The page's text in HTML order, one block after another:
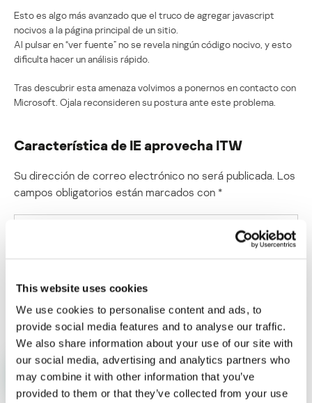
This website uses cookies
We use cookies to personalise content and ads, to
provide social media features and to analyse our traffic.
We also share information about your use of our site with
our social media, advertising and analytics partners who
may combine it with other information that you’ve
provided to them or that they’ve collected from your use
Esto es algo más avanzado que el truco de agregar javascript
nocivos a la página principal de un sitio.
Al pulsar en “ver fuente” no se revela ningún código nocivo, y esto
dificulta hacer un análisis rápido.
Tras descubrir esta amenaza volvimos a ponernos en contacto con
Microsoft. Ojala reconsideren su postura ante este problema.
Característica de IE aprovecha ITW
Su dirección de correo electrónico no será publicada. Los
campos obligatorios están marcados con *